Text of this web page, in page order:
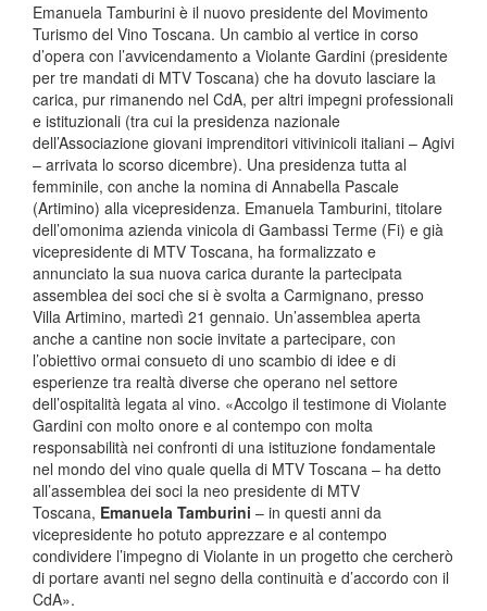
Emanuela Tamburini è il nuovo presidente del Movimento
Turismo del Vino Toscana. Un cambio al vertice in corso
d’opera con l’avvicendamento a Violante Gardini (presidente
per tre mandati di MTV Toscana) che ha dovuto lasciare la
carica, pur rimanendo nel CdA, per altri impegni professionali
e istituzionali (tra cui la presidenza nazionale
dell’Associazione giovani imprenditori vitivinicoli italiani – Agivi
– arrivata lo scorso dicembre). Una presidenza tutta al
femminile, con anche la nomina di Annabella Pascale
(Artimino) alla vicepresidenza. Emanuela Tamburini, titolare
dell’omonima azienda vinicola di Gambassi Terme (Fi) e già
vicepresidente di MTV Toscana, ha formalizzato e
annunciato la sua nuova carica durante la partecipata
assemblea dei soci che si è svolta a Carmignano, presso
Villa Artimino, martedì 21 gennaio. Un’assemblea aperta
anche a cantine non socie invitate a partecipare, con
l’obiettivo ormai consueto di uno scambio di idee e di
esperienze tra realtà diverse che operano nel settore
dell’ospitalità legata al vino. «Accolgo il testimone di Violante
Gardini con molto onore e al contempo con molta
responsabilità nei confronti di una istituzione fondamentale
nel mondo del vino quale quella di MTV Toscana – ha detto
all’assemblea dei soci la neo presidente di MTV
Toscana, Emanuela Tamburini – in questi anni da
vicepresidente ho potuto apprezzare e al contempo
condividere l’impegno di Violante in un progetto che cercherò
di portare avanti nel segno della continuità e d’accordo con il
CdA».